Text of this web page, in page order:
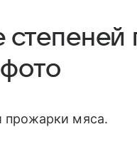
прожарки мяса.